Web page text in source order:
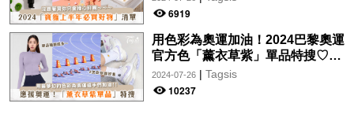
的好物♡
6919
用色彩為奧運加油！2024巴黎奧運
官方色「薰衣草紫」單品特搜♡讓
你從頭到腳、隨時充滿奧運氛圍～
2024-07-26| Tagsis
10237